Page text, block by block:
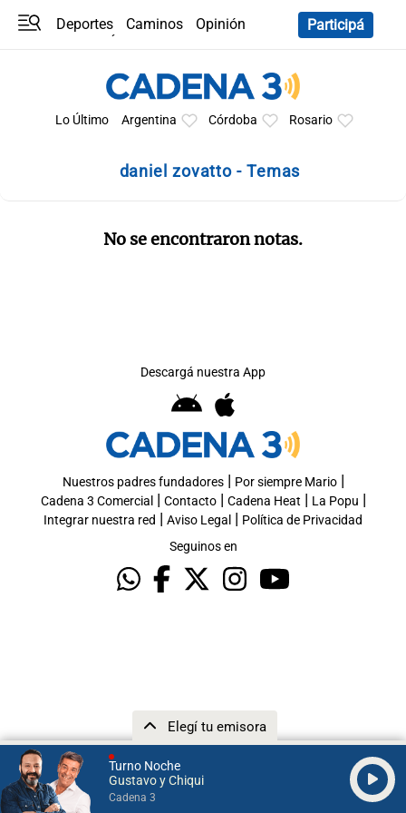
Turno Noche
Gustavo y Chiqui
Cadena 3
Elegí tu emisora
Deportes Caminos
Opinión
Participá
Lo Último Argentina Córdoba Rosario
daniel zovatto - Temas
No se encontraron notas.
Descargá nuestra App
Nuestros padres fundadores| Por siempre Mario|
Cadena 3 Comercial | Contacto| Cadena Heat | La Popu |
Integrar nuestra red | Aviso Legal | Política de Privacidad
Seguinos en